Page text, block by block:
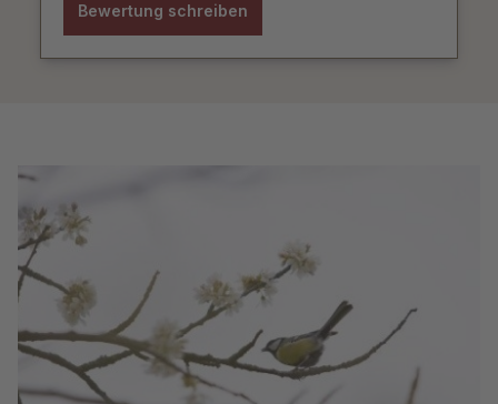
Bewertung schreiben